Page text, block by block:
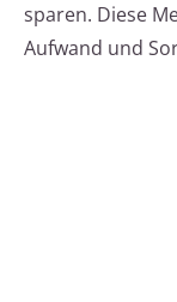
sparen. Diese
Aufwand und